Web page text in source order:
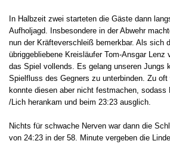
In Halbzeit zwei starteten die Gäste dann
Aufholjagd. Insbesondere in der Abwehr
nun der Kräfteverschleiß bemerkbar. Als sich
übriggebliebene Kreisläufer Tom-Ansgar
das Spiel vollends. Es gelang unseren Jungs
Spielfluss des Gegners zu unterbinden. Zu oft
konnte diesen aber nicht festmachen, sodass
/Lich herankam und beim 23:23 ausglich.
Nichts für schwache Nerven war dann die
von 24:23 in der 58. Minute vergeben die